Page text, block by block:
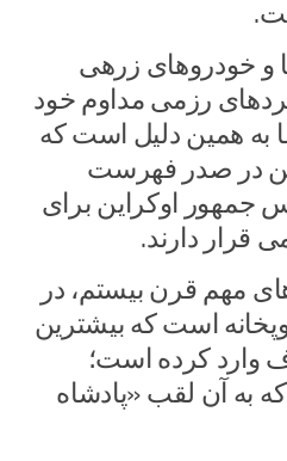
و خودروهای زرهی
رزمی مداوم خود
به همین دلیل است که
در صدر فهرست
جمهور اوکراین برای
قرار دارند.
مهم قرن بیستم، در
است که بیشترین
وارد کرده است؛
به آن لقب «پادشاه